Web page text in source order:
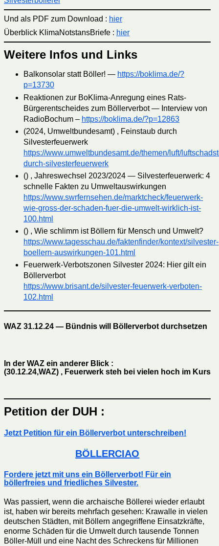
Und als PDF zum Download : hier
Überblick KlimaNotstansBriefe : hier
Weitere Infos und Links
Balkonsolar statt Böller! — https://boklima.de/?
p=13730
Reaktionen zur BoKlima-Anregung eines Rats-
Bürgerentscheides zum Böllerverbot — Interview von
RadioBochum – https://boklima.de/?p=12863
(2024, Umweltbundesamt) , Feinstaub durch
Silvesterfeuerwerk
https://www.umweltbundesamt.de/themen/luft/
durch-silvesterfeuerwerk
() , Jahreswechsel 2023/2024 — Silvesterfeuerwerk: 4
schnelle Fakten zu Umweltauswirkungen
https://www.swrfernsehen.de/marktcheck/feuerwerk-
wie-gross-der-schaden-fuer-die-umwelt-wirklich-ist-
100.html
() , Wie schlimm ist Böllern für Mensch und Umwelt?
https://www.tagesschau.de/faktenfinder/kontext/silvester-
boellern-auswirkungen-101.html
Feuerwerk-Verbotszonen Silvester 2024: Hier gilt ein
Böllerverbot
https://www.brisant.de/silvester-feuerwerk-verboten-
102.html
WAZ 31.12.24 — Bündnis will Böllerverbot durchsetzen
In der WAZ ein anderer Blick :
(30.12.24,WAZ) , Feuerwerk steh bei vielen hoch im Kurs
Petition der DUH :
Jetzt Petition für ein Böllerverbot unterschreiben!
BÖLLERCIAO
Fordere jetzt mit uns ein Böllerverbot! Für ein
böllerfreies und friedliches Silvester.
Was passiert, wenn die archaische Böllerei wieder erlaubt
ist, haben wir bereits mehrfach gesehen: Krawalle in vielen
deutschen Städten, mit Böllern angegriffene Einsatzkräfte,
enorme Schäden für die Umwelt durch tausende Tonnen
Böller-Müll und eine Nacht des Schreckens für Millionen